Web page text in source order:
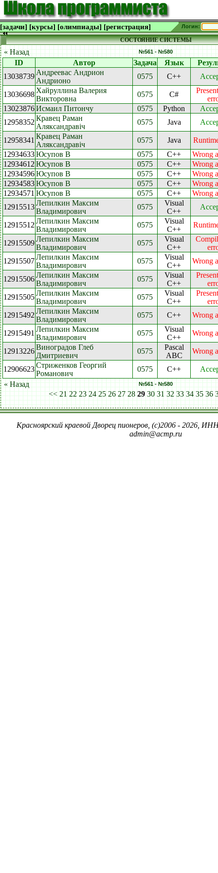
[задачи] [курсы] [олимпиады] [регистрация] Логин:
СОСТОЯНИЕ СИСТЕМЫ
« Назад №561 - №580
ID Автор Задача Язык
13038739 Андреевас Андрион
Андрионо
0575 C++
13036698 Хайруллина Валерия
Викторовна
0575 C#
13023876Исмаил Питончу 0575 Python
12958352 Кравец Раман
Аляксандравіч
0575 Java
12958341 Кравец Раман
Аляксандравіч
0575 Java
12934633Юсупов В 0575 C++
Wrong
12934612 Юсупов В 0575 C++
Wrong
12934596Юсупов В 0575 C++
Wrong
12934583Юсупов В 0575 C++
Wrong
12934571 Юсупов В 0575 C++
Wrong
12915513Лепилкин Максим
Владимирович
0575
Visual
C++
12915512 Лепилкин Максим
Владимирович
0575
Visual
C++
12915509Лепилкин Максим
Владимирович
0575
Visual
C++
12915507Лепилкин Максим
Владимирович
0575
Visual
C++
Wrong
12915506Лепилкин Максим
Владимирович
0575
Visual
C++
12915505Лепилкин Максим
Владимирович
0575
Visual
C++
12915492 Лепилкин Максим
Владимирович
0575 C++ Wrong
12915491 Лепилкин Максим
Владимирович
0575
Visual
C++
Wrong
12913226Виноградов Глеб
Дмитриевич
0575
Pascal
ABC
Wrong
12906623Стриженков Георгий
Романович
0575 C++
« Назад
№561 - №580
<< 21 22 23 24 25 26 27 28 29 30 31 32 33 34 35 36
Красноярский краевой Дворец пионеров, (c)2006 - 2026,
admin@acmp.ru